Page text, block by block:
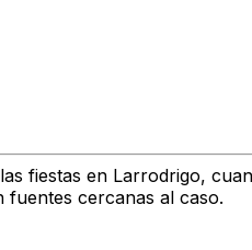
fiestas en Larrodrigo,
fuentes cercanas al caso.